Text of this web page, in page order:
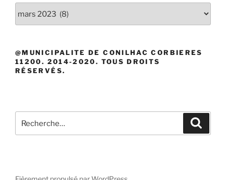
@MUNICIPALITE DE CONILHAC CORBIERES
11200. 2014-2020. TOUS DROITS
RÉSERVÉS.
pour